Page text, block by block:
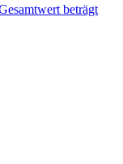
beträgt